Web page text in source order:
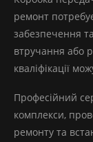
ремонт
забезпечення
втручання або
кваліфікації
Професійний
комплекси,
ремонту та